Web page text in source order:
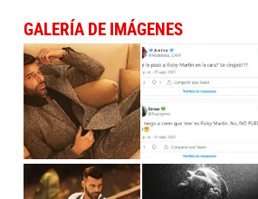
GALERÍA DE IMÁGENES